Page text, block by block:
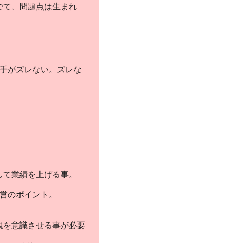
て、問題点は生まれ
がズレない。ズレな
業績を上げる事。
のポイント。
を意識させる事が必要